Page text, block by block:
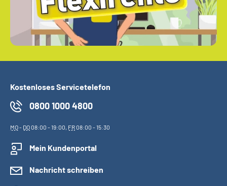
Kostenloses Servicetelefon
0800 1000 4800
MO- DO08:00 - 19:00, FR08:00 - 15:30
Mein Kundenportal
Nachricht schreiben